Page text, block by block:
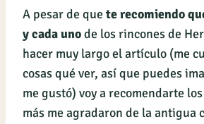
A pesar de que te recomiendo
y cada unode los rincones de
hacer muy largo el artículo (me
cosas qué ver, así que puedes
me gustó) voy a recomendarte
más me agradaron de la antigua